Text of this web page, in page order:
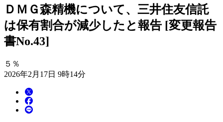
ＤＭＧ森精機について、三井住友信託
は保有割合が減少したと報告 [変更報告
書No.43]
５％
2026年2月17日 9時14分